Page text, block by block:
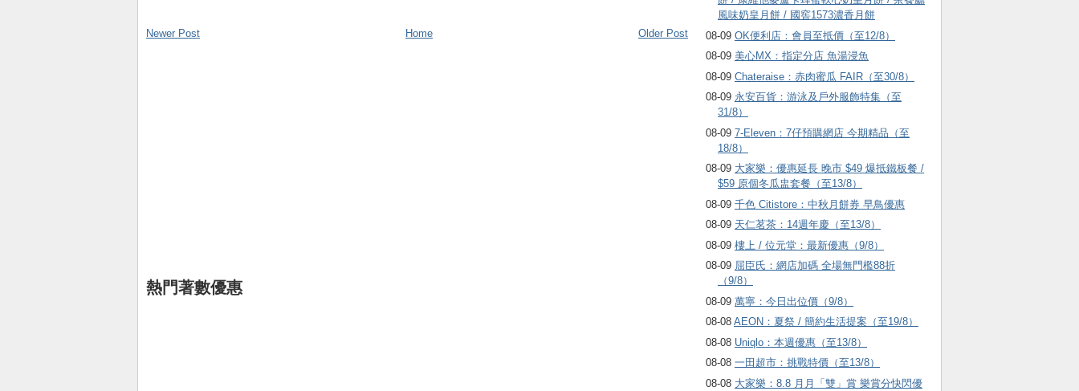
風味奶皇月餅 / 國窖1573濃香月餅
08-09 OK便利店：會員至抵價（至12/8）
08-09 美心MX：指定分店 魚湯浸魚
08-09 Chateraise：赤肉蜜瓜 FAIR（至30/8）
08-09 永安百貨：游泳及戶外服飾特集（至
31/8）
08-09 7-Eleven：7仔預購網店 今期精品（至
18/8）
08-09 大家樂：優惠延長 晚市 $49 爆抵鐵板餐 /
$59 原個冬瓜盅套餐（至13/8）
08-09 千色 Citistore：中秋月餅券 早鳥優惠
08-09 天仁茗茶：14週年慶（至13/8）
08-09 樓上 / 位元堂：最新優惠（9/8）
08-09 屈臣氏：網店加碼 全場無門檻88折
（9/8）
08-09 萬寧：今日出位價（9/8）
08-08 AEON：夏祭 / 簡約生活提案（至19/8）
08-08 Uniqlo：本週優惠（至13/8）
08-08 一田超市：挑戰特價（至13/8）
08-08 大家樂：8.8 月月「雙」賞 樂賞分快閃優
Newer Post Older Post
Home
熱門著數優惠